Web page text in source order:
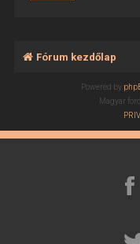
Fórum kezdőlap
Powered by
Magyar